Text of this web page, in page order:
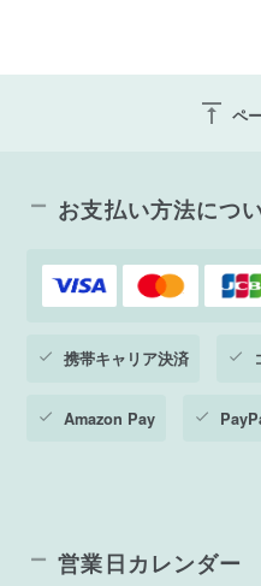
vertical_align_top ペ
お支払い方法につ
携帯キャリア決済
Amazon Pay
営業日カレンダー